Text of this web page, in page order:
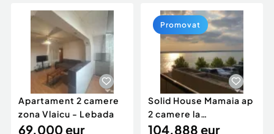
Servicii
Animale de companie
Afaceri și echipamente profesionale
Inchiriere Bunuri si Vehicule
Utilaje agricole si industriale
Piese auto si accesorii
Dacia Duster
Apartament 2 camere
zona Vlaicu - Lebada
69.000 eur
Solid House Mamaia ap
2 camere la
cheie,langa Mega
104.888 eur
Promovat